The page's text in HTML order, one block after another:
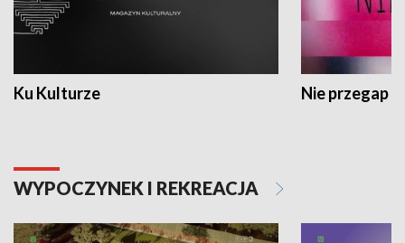
Ku Kulturze Nie przegap
WYPOCZYNEK I REKREACJA